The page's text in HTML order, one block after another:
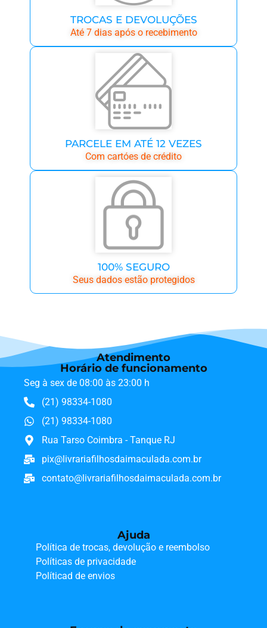
TROCAS E DEVOLUÇÕES
Até 7 dias após o recebimento
PARCELE EM ATÉ 12 VEZES
Com cartóes de crédito
100% SEGURO
Seus dados estão protegidos
Atendimento
Horário de funcionamento
Seg à sex de 08:00 às 23:00 h
(21) 98334-1080
(21) 98334-1080
Rua Tarso Coimbra - Tanque RJ
pix@livrariafilhosdaimaculada.com.br
contato@livrariafilhosdaimaculada.com.br
Ajuda
Política de trocas, devolução e reembolso
Políticas de privacidade
Políticad de envios